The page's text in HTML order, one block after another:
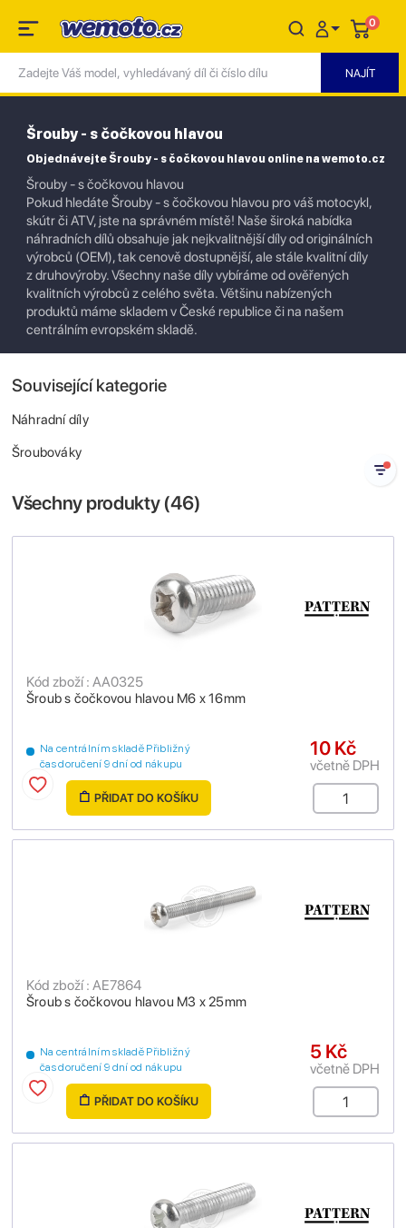
0
Šrouby - s čočkovou hlavou
Objednávejte Šrouby - s čočkovou hlavou online na wemoto.cz
Šrouby - s čočkovou hlavou
Pokud hledáte Šrouby - s čočkovou hlavou pro váš motocykl,
skútr či ATV, jste na správném místě! Naše široká nabídka
náhradních dílů obsahuje jak nejkvalitnější díly od originálních
výrobců (OEM), tak cenově dostupnější, ale stále kvalitní díly
z druhovýroby. Všechny naše díly vybíráme od ověřených
kvalitních výrobců z celého světa. Většinu nabízených
produktů máme skladem v České republice či na našem
centrálním evropském skladě.
Související kategorie
Náhradní díly
Šroubováky
Všechny produkty (46)
Šroub s čočkovou hlavou M6 x 16mm
Kód zboží : AA0325
Na centrálním skladě Přibližný
čas doručení 9 dní od nákupu
10 Kč
včetně DPH
PŘIDAT DO KOŠÍKU
Šroub s čočkovou hlavou M3 x 25mm
Kód zboží : AE7864
Na centrálním skladě Přibližný
čas doručení 9 dní od nákupu
5 Kč
včetně DPH
PŘIDAT DO KOŠÍKU